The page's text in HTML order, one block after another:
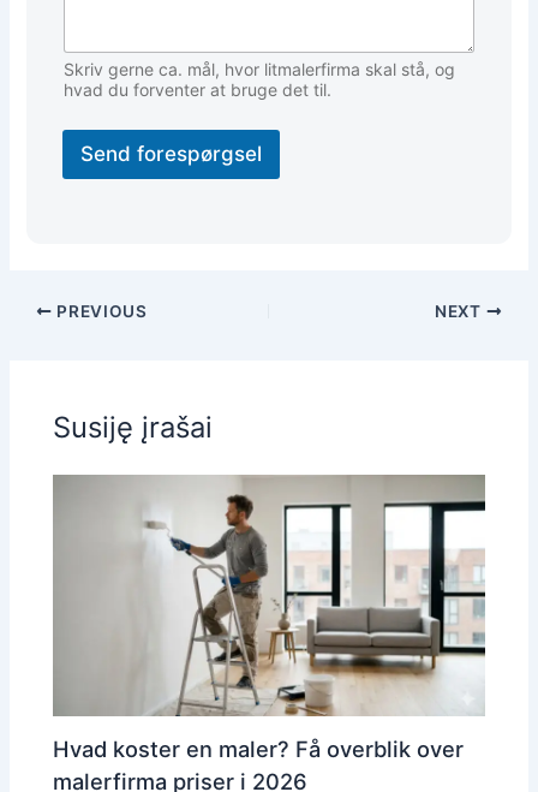
Skriv gerne ca. mål, hvor litmalerfirma skal stå, og
hvad du forventer at bruge det til.
Send forespørgsel
PREVIOUS NEXT
Susiję įrašai
Hvad koster en maler? Få overblik over
malerfirma priser i 2026